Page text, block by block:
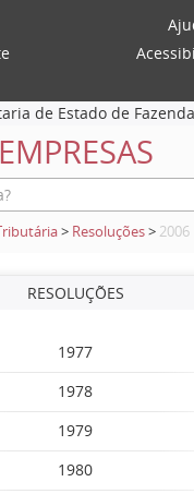
de Estado de Fazenda
EMPRESAS
> Resoluções> 2006
RESOLUÇÕES
1977
1978
1979
1980